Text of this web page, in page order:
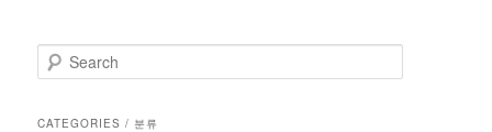
e
rCATEGORIES / 분류